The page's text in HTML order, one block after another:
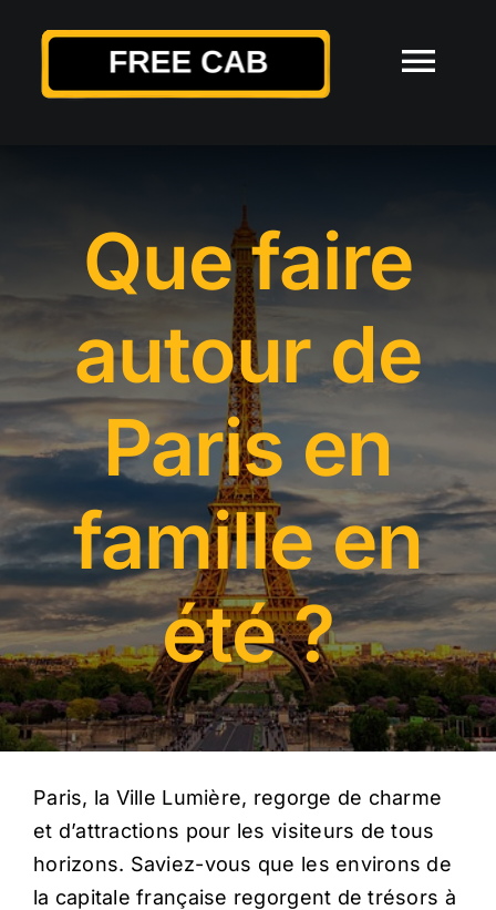
contenu
À PROPOS
SERVICES
ACTUALITÉS
CONTACT
RÉSERVER
0899255499
Que faire
autour de
Paris en
famille en
été ?
Paris, la Ville Lumière, regorge de charme
et d’attractions pour les visiteurs de tous
horizons. Saviez-vous que les environs de
la capitale française regorgent de trésors à